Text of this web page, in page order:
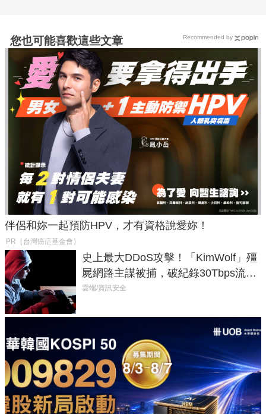
您也可能喜歡這些文章
伴侶和妳一起預防HPV，才有資格說愛妳！
PR（台灣癌症基金會）
史上最大DDoS攻擊！「KimWolf」殭
屍網路主謀被捕，破紀錄30Tbps流量
癱瘓全球！
雲端/資訊安全
Recommended by